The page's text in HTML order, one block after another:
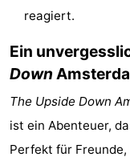
Rotlichtviertel
Geschichte
Stadt
der
Diamante
Plätze
im
Gärten
reagiert.
Ein
Down
The Upside Down
ist ein Abenteuer,
Perfekt für